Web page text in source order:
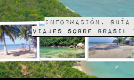
Información, guía
viajes sobre Brasil